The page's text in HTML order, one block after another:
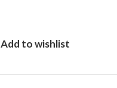
Add to wishlist